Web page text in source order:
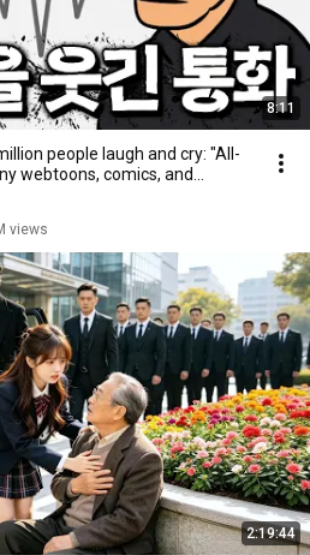
8:11
people laugh and cry: "All-
webtoons, comics, and...
views
2:19:44